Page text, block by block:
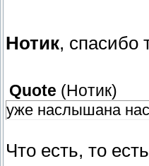
Нотик, спасибо
Quote ( Нотик)
уже наслышана
Что есть, то